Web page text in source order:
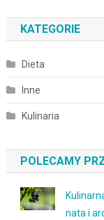
KATEGORIE
Dieta
Inne
Kulinaria
POLECAMY
nata i